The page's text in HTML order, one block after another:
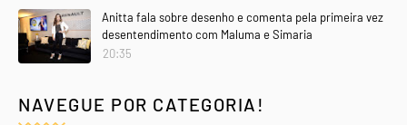
Anitta fala sobre desenho e comenta pela primeira vez
desentendimento com Maluma e Simaria
20:35
NAVEGUE POR CATEGORIA!